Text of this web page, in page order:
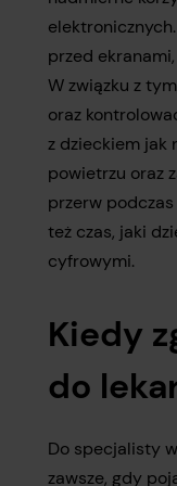
przed ekranami,
W związku z
oraz
z dzieckiem jak
powietrzu oraz
przerw
też czas, jaki
cyfrowymi.
Kiedy
do
Do specjalisty
zawsze, gdy